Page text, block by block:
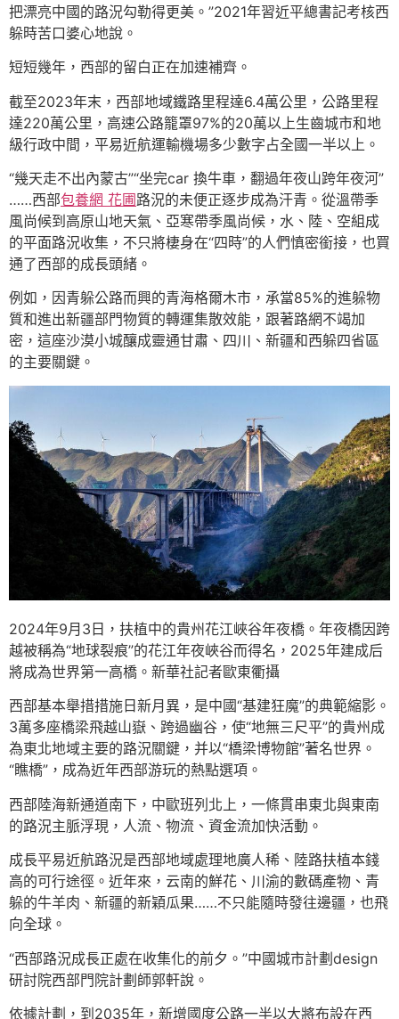
把漂亮中國的路況勾勒得更美。”2021年習近平總書記考核西
躲時苦口婆心地說。
短短幾年，西部的留白正在加速補齊。
截至2023年末，西部地域鐵路里程達6.4萬公里，公路里程
達220萬公里，高速公路籠罩97%的20萬以上生齒城市和地
級行政中間，平易近航運輸機場多少數字占全國一半以上。
“幾天走不出內蒙古”“坐完car 換牛車，翻過年夜山跨年夜河”
……西部包養網 花圃路況的未便正逐步成為汗青。從溫帶季
風尚候到高原山地天氣、亞寒帶季風尚候，水、陸、空組成
的平面路況收集，不只將棲身在“四時”的人們慎密銜接，也買
通了西部的成長頭緒。
例如，因青躲公路而興的青海格爾木市，承當85%的進躲物
質和進出新疆部門物質的轉運集散效能，跟著路網不竭加
密，這座沙漠小城釀成靈通甘肅、四川、新疆和西躲四省區
的主要關鍵。
2024年9月3日，扶植中的貴州花江峽谷年夜橋。年夜橋因跨
越被稱為“地球裂痕”的花江年夜峽谷而得名，2025年建成后
將成為世界第一高橋。新華社記者歐東衢攝
西部基本舉措措施日新月異，是中國“基建狂魔”的典範縮影。
3萬多座橋梁飛越山嶽、跨過幽谷，使“地無三尺平”的貴州成
為東北地域主要的路況關鍵，并以“橋梁博物館”著名世界。
“瞧橋”，成為近年西部游玩的熱點選項。
西部陸海新通道南下，中歐班列北上，一條貫串東北與東南
的路況主脈浮現，人流、物流、資金流加快活動。
成長平易近航路況是西部地域處理地廣人稀、陸路扶植本錢
高的可行途徑。近年來，云南的鮮花、川渝的數碼產物、青
躲的牛羊肉、新疆的新穎瓜果……不只能隨時發往邊疆，也飛
向全球。
“西部路況成長正處在收集化的前夕。”中國城市計劃design
研討院西部門院計劃師郭軒說。
依據計劃，到2035年，新增國度公路一半以大將布設在西